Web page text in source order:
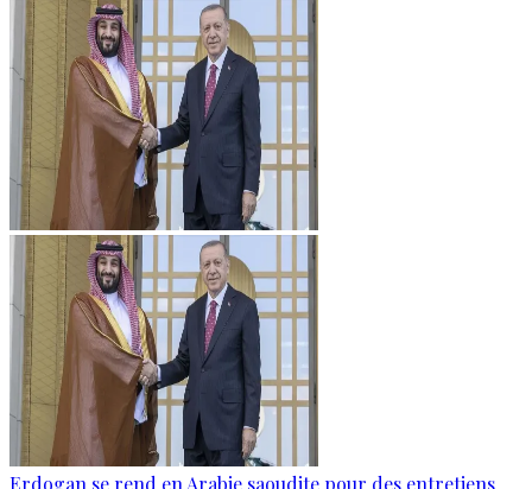
Erdogan se rend en Arabie saoudite pour des entretiens